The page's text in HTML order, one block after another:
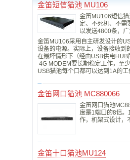
金笛短信猫池 MU106
金笛MU106短信
定、不死机、不需
以发送4800条，
金笛MU106采用自主研发设计的
设备的电源。实际上，设备接收
在最坏情形下（经由USB供电
4G MODEM要长期稳定工作，至
USB猫池每个口都可以达到1A的
金笛网口猫池 MC880066
金笛网口猫池
度是1端口的8倍
作，机架式设计，
金笛十口猫池MU124